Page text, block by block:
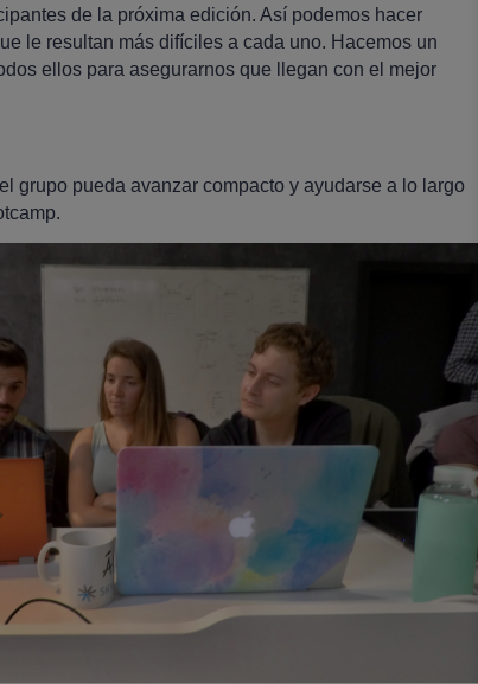
de la próxima edición. Así podemos hacer
le resultan más difíciles a cada uno. Hacemos un
ellos para asegurarnos que llegan con el mejor
grupo pueda avanzar compacto y ayudarse a lo largo